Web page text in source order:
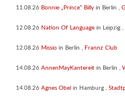
11.08.26 Bonnie „Prince“ Billy in Berlin ,
12.08.26 Nation Of Language in Leipzig ,
12.08.26 Missio in Berlin , Frannz Club
14.08.26 AnnenMayKantereit in Berlin ,
14.08.26 Agnes Obel in Hamburg ,